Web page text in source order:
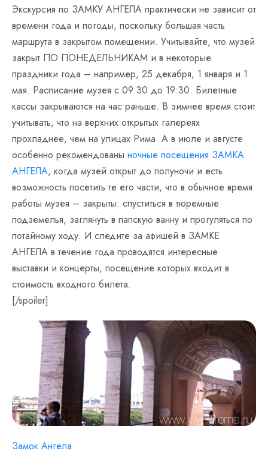
Экскурсия по ЗАМКУ АНГЕЛА практически не зависит от
времени года и погоды, поскольку большая часть
маршрута в закрытом помещении. Учитывайте, что музей
закрыт ПО ПОНЕДЕЛЬНИКАМ и в некоторые
праздники года – например, 25 декабря, 1 января и 1
мая. Расписание музея с 09:30 до 19:30. Билетные
кассы закрываются на час раньше. В зимнее время стоит
учитывать, что на верхних открытых галереях
прохладнее, чем на улицах Рима. А в июле и августе
особенно рекомендованы ночные посещения ЗАМКА
АНГЕЛА, когда музей открыт до полуночи и есть
возможность посетить те его части, что в обычное время
работы музея – закрыты: спуститься в тюремные
подземелья, заглянуть в папскую ванну и прогуляться по
потайному ходу. И следите за афишей в ЗАМКЕ
АНГЕЛА в течение года проводятся интересные
выставки и концерты, посещение которых входит в
стоимость входного билета.
[/spoiler]
Замок Ангела